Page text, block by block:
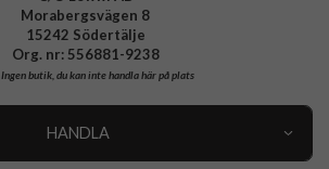
Morabergsvägen 8
15242 Södertälje
Org. nr: 556881-9238
Ingen butik, du kan inte handla här på plats
HANDLA